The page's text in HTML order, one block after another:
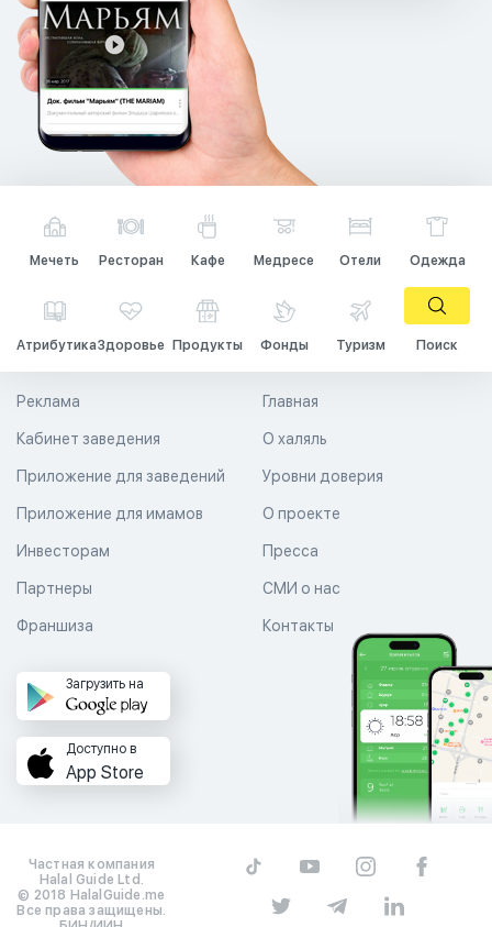
Мечеть Ресторан Кафе Медресе Отели Одежда
АтрибутикаЗдоровье Продукты Фонды Туризм Поиск
Главная
О халяль
Уровни доверия
Реклама
Кабинет заведения
Приложение для заведений
Приложение для имамов О проекте
Пресса
СМИ о нас
Контакты
Инвесторам
Партнеры
Франшиза
Загрузить на
Доступно в
App Store
Частная компания
Halal Guide Ltd.
© 2018 HalalGuide.me
Все права защищены.